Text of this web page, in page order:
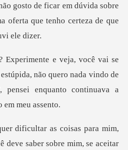
gosto de ficar em dúvida sobre
ofe
não quero nada vindo de
p